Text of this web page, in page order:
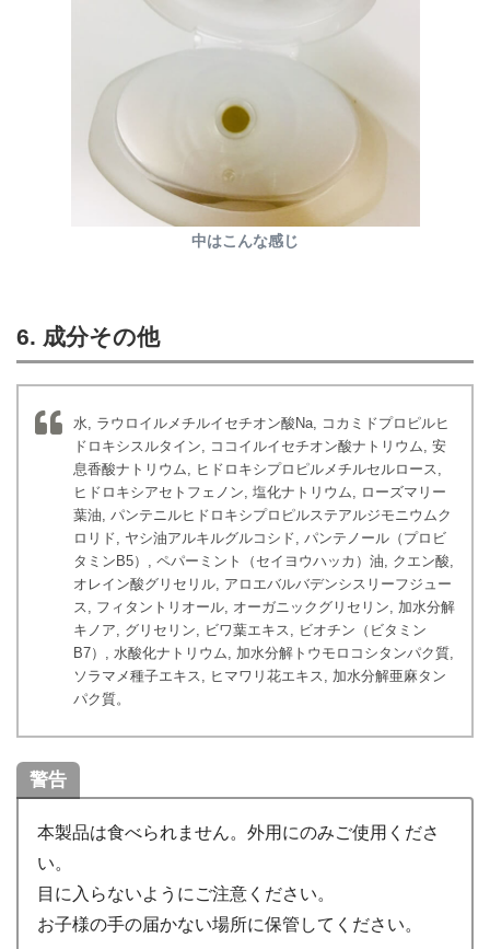
中はこんな感じ
6. 成分その他
水, ラウロイルメチルイセチオン酸Na, コカミドプロピルヒ
ドロキシスルタイン, ココイルイセチオン酸ナトリウム, 安
息香酸ナトリウム, ヒドロキシプロピルメチルセルロース,
ヒドロキシアセトフェノン, 塩化ナトリウム, ローズマリー
葉油, パンテニルヒドロキシプロピルステアルジモニウムク
ロリド, ヤシ油アルキルグルコシド, パンテノール（プロビ
タミンB5）, ペパーミント（セイヨウハッカ）油, クエン酸,
オレイン酸グリセリル, アロエバルバデンシスリーフジュー
ス, フィタントリオール, オーガニックグリセリン, 加水分解
キノア, グリセリン, ビワ葉エキス, ビオチン（ビタミン
B7）, 水酸化ナトリウム, 加水分解トウモロコシタンパク質,
ソラマメ種子エキス, ヒマワリ花エキス, 加水分解亜麻タン
パク質。
警告
本製品は食べられません。外用にのみご使用くださ
い。
目に入らないようにご注意ください。
お子様の手の届かない場所に保管してください。